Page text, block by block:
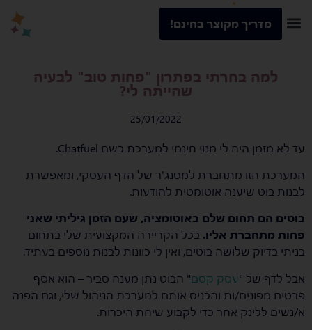
מדריך מקוצר בחינם!
למה בחרתי בפתרון "פחות טוב" לבעיה
שהייתה לי?
25/01/2022
עד לא מזמן היה לי מנוי חינמי למערכת בשם Chatfuel.
המערכת הזו מתחברת למסנג'ר של הדף העסקי, ומאפשרת
לבנות בוט שיענה אוטומטית להודעות.
בוטים הם תחום שלם באוטומציה, שעם הזמן גיליתי שאני
פחות מתחברת אליו. בכל הקריירה המקצועית שלי בתחום
בניתי בדיוק שלושה בוטים, ואין לי כוונות לבנות נוספים בעתיד.
אבל לדף של "עסק קסם" הבוט נתן מענה סביר – הוא אסף
פרטים מפונים/ות והכניס אותם למערכת הניהול שלי, וגם הפנה
א/נשים ללינק אחר כדי לקבוע שיחת היכרות.